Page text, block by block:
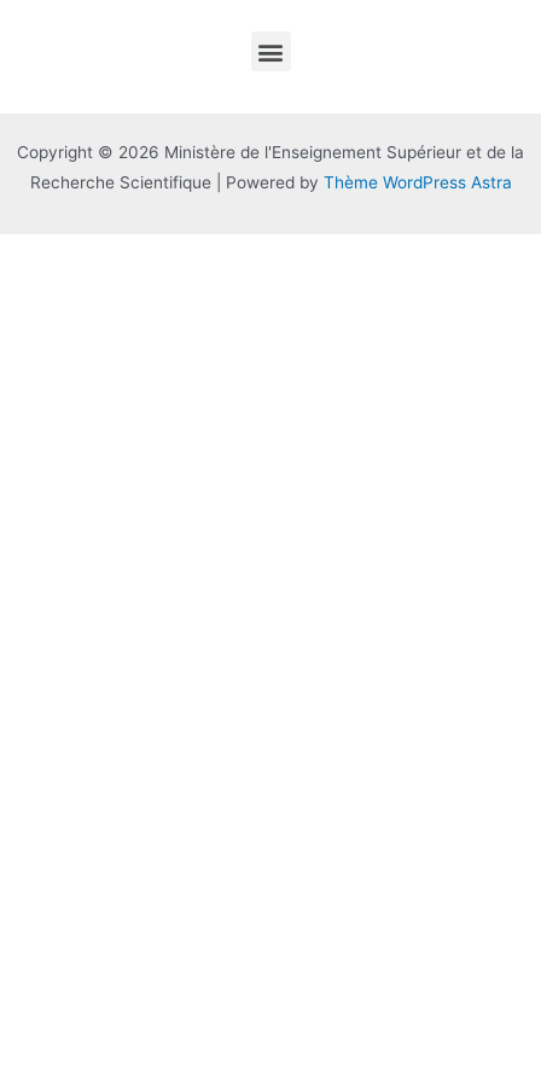
Copyright © 2026 Ministère de l'Enseignement Supérieur et de la
Recherche Scientifique | Powered by Thème WordPress Astra